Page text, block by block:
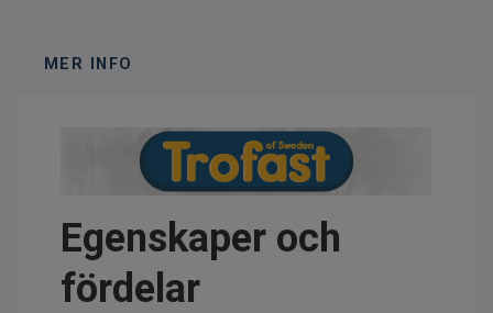
MER INFO
Egenskaper och
fördelar